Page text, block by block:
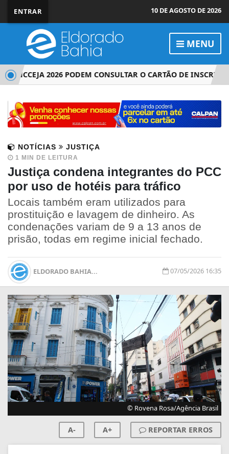
ENTRAR 10 DE AGOSTO DE 2026
MENU
2026 PODEM CONSULTAR O CARTÃO DE INSCRIÇÃO
NOTÍCIAS JUSTIÇA
1 MIN DE LEITURA
Justiça condena integrantes do PCC
por uso de hotéis para tráfico
Locais também eram utilizados para
prostituição e lavagem de dinheiro. As
condenações variam de 9 a 13 anos de
prisão, todas em regime inicial fechado.
ELDORADO BAHIA... 07/05/2026 16:35
© Rovena Rosa/Agência Brasil
A- A+ REPORTAR ERROS